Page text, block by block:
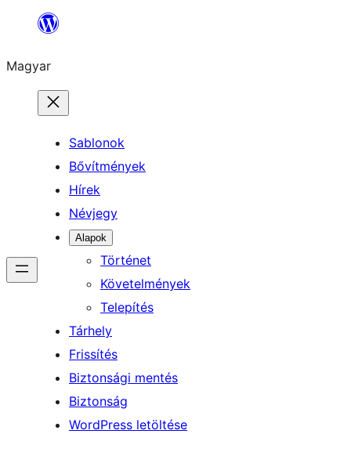
Ugrás
tartalomhoz
Magyar
Sablonok
Bővítmények
Hírek
Névjegy
Alapok
Történet
Követelmények
Telepítés
Tárhely
Frissítés
Biztonsági mentés
Biztonság
WordPress letöltése